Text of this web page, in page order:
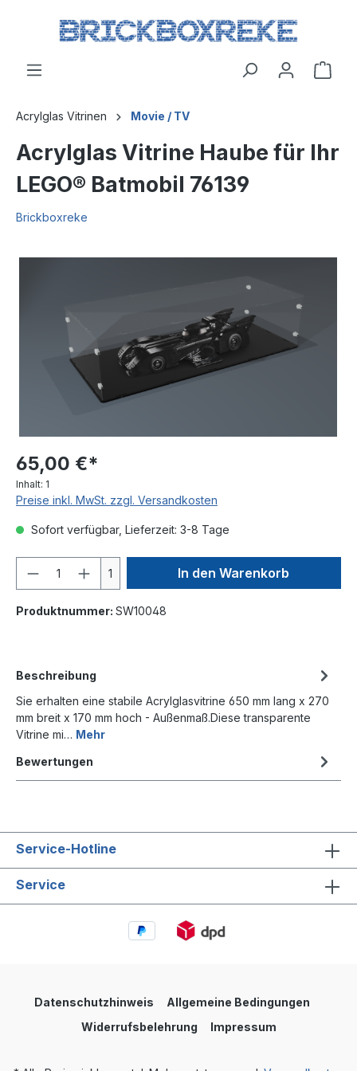
Acrylglas Vitrinen Movie / TV
Acrylglas Vitrine Haube für Ihr
LEGO® Batmobil 76139
Brickboxreke
65,00 €*
Inhalt: 1
Preise inkl. MwSt. zzgl. Versandkosten
Sofort verfügbar, Lieferzeit: 3-8 Tage
1 In den Warenkorb
Produktnummer: SW10048
Beschreibung
Sie erhalten eine stabile Acrylglasvitrine 650 mm lang x 270
mm breit x 170 mm hoch - Außenmaß.Diese transparente
Vitrine mi… Mehr
Bewertungen
Service-Hotline
Service
Datenschutzhinweis
Allgemeine Bedingungen
Widerrufsbelehrung
Impressum